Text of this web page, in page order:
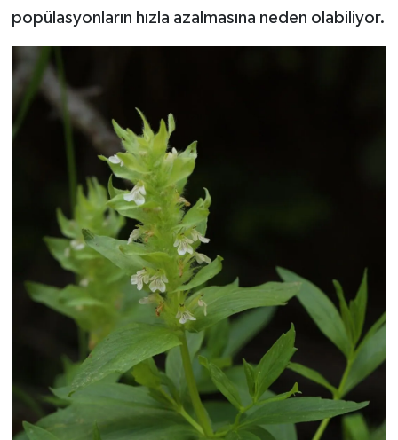
popülasyonların hızla azalmasına neden olabiliyor.